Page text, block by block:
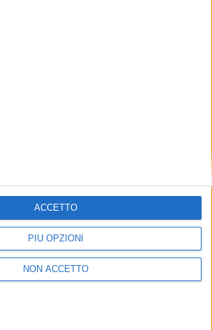
PIÙ OPZIONI
NON ACCETTO
ACCETTO